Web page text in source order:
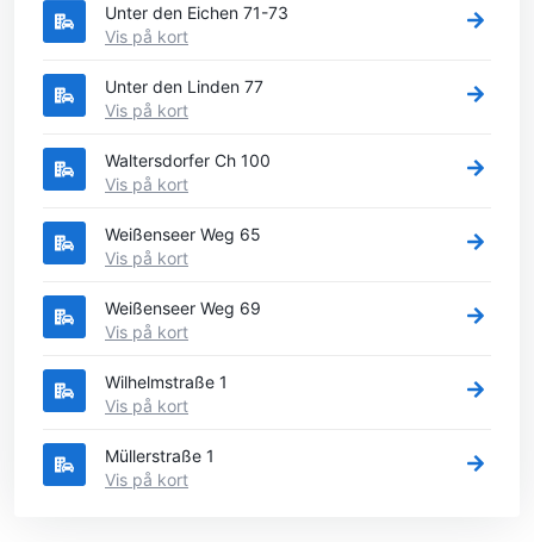
Unter den Eichen 71-73
Vis på kort
Unter den Linden 77
Vis på kort
Waltersdorfer Ch 100
Vis på kort
Weißenseer Weg 65
Vis på kort
Weißenseer Weg 69
Vis på kort
Wilhelmstraße 1
Vis på kort
Müllerstraße 1
Vis på kort